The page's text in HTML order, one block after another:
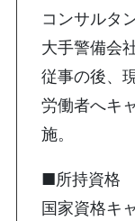
コンサルタ
大手警備会
従事の後、
労働者へキ
施。
■所持資格
国家資格キ